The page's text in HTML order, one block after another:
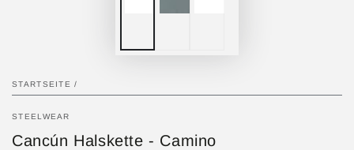
STARTSEITE /
STEELWEAR
Cancún Halskette - Camino